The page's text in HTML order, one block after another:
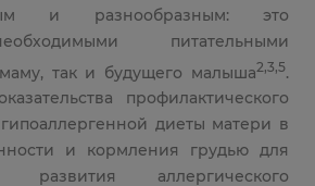
и разнообразным: это
питательными
так и будущего малыша2,3,5.
профилактического
диеты матери в
и кормления грудью для
развития аллергического